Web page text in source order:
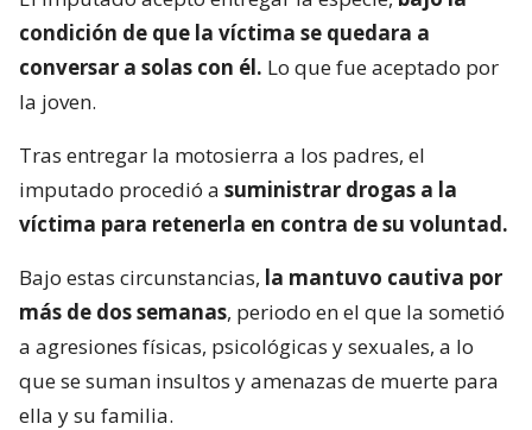
condición de que la víctima se quedara a
conversar a solas con él. Lo que fue aceptado por
la joven.
Tras entregar la motosierra a los padres, el
imputado procedió a suministrar drogas a la
víctima para retenerla en contra de su voluntad.
Bajo estas circunstancias, la mantuvo cautiva por
más de dos semanas, periodo en el que la sometió
a agresiones físicas, psicológicas y sexuales, a lo
que se suman insultos y amenazas de muerte para
ella y su familia.